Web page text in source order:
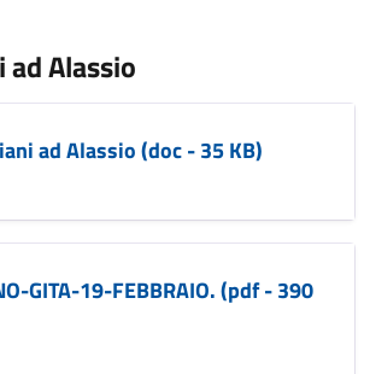
Alassio
ad Alassio (doc - 35 KB)
GITA-19-FEBBRAIO. (pdf - 390